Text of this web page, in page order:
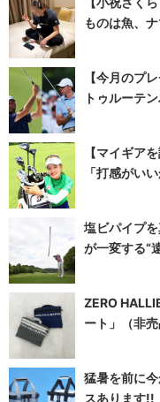
ものは魚、
【今月のプ
トゥルーテ
【マイギア
「打感がい
塩ビパイプ
が一変する“
ZERO
ート」（非
猛暑を前に
スあります!!